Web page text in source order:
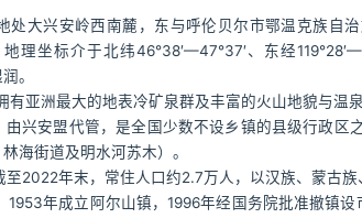
处大兴安岭西南麓，东与呼伦贝尔市鄂温克族自
理坐标介于北纬46°38′—47°37′、东经
。
有亚洲最大的地表冷矿泉群及丰富的火山地貌与温
兴安盟代管，是全国少数不设乡镇的县级行政区
海街道及明水河苏木）。
2022年末，常住人口约2.7万人，以汉族、蒙古族
1953年成立阿尔山镇，1996年经国务院批准撤镇